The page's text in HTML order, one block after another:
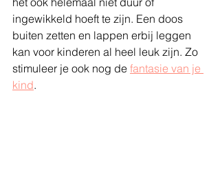
ingewikkeld hoeft te zijn. Een doos
buiten zetten en lappen erbij leggen
kan voor kinderen al heel leuk zijn. Zo
stimuleer je ook nog de fantasie van je
kind.